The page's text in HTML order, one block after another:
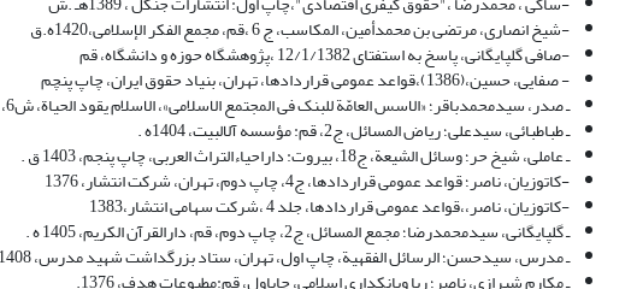
-شیخ انصاری، مرتضى بن محمدأمین، المکاسب، ج 6 ،قم، مجمع الفکر الإسلامی،1420ه.ق
-صافی گلپایگانی، پاسخ به استفتای 12/1/1382 ،پژوهشگاه حوزه و دانشگاه، قم
- صفایی، حسین،(1386)،قواعد عمومی قراردادها، تهران، بنیاد حقوق ایران، چاپ پنچم
ـ صدر، سیدمحمدباقر؛ «الاسس العامّة للبنک فى المجتمع الاسلامى»، الاسلام یقود الحیاة، ش6، چاپ دوم، بیروت: دارالتعارف، 1399ه
ـ طباطبائى، سیدعلى؛ ریاض المسائل، ج2، قم: مؤسسه آل‏البیت، 1404ه .
ـ عاملى، شیخ حر؛ وسائل الشیعة، ج18، بیروت: داراحیاءالتراث العربى، چاپ پنجم، 1403 ق .
-کاتوزیان، ناصر؛ قواعد عمومى قراردادها، ج4، چاپ دوم، تهران، شرکت انتشار، 1376
-کاتوزیان، ناصر،،قواعد عمومی قراردادها، جلد 4 ،شرکت سهامی انتشار،1383
ـ گلپایگانى، سیدمحمدرضا؛ مجمع المسائل، ج2، چاپ دوم، قم، دارالقرآن الکریم، 1405 ه .
ـ مدرس، سیدحسن؛ الرسائل الفقهیة، چاپ اول، تهران، ستاد بزرگداشت شهید مدرس، 1408 ق.